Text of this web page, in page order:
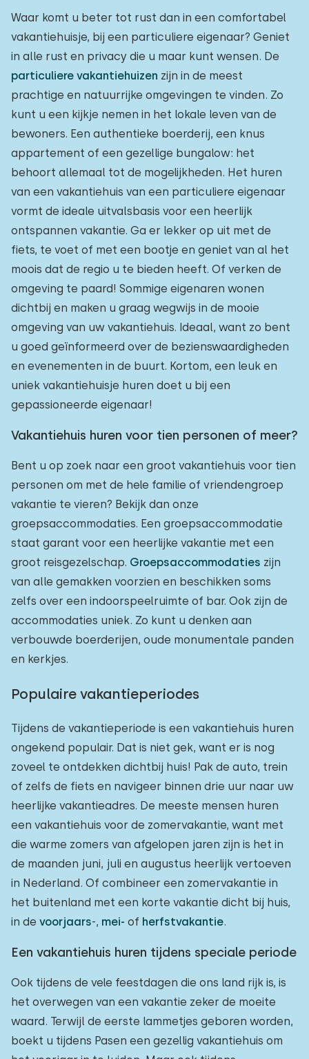
Waar komt u beter tot rust dan in een comfortabel
vakantiehuisje, bij een particuliere eigenaar? Geniet
in alle rust en privacy die u maar kunt wensen. De
particuliere vakantiehuizen zijn in de meest
prachtige en natuurrijke omgevingen te vinden. Zo
kunt u een kijkje nemen in het lokale leven van de
bewoners. Een authentieke boerderij, een knus
appartement of een gezellige bungalow: het
behoort allemaal tot de mogelijkheden. Het huren
van een vakantiehuis van een particuliere eigenaar
vormt de ideale uitvalsbasis voor een heerlijk
ontspannen vakantie. Ga er lekker op uit met de
fiets, te voet of met een bootje en geniet van al het
moois dat de regio u te bieden heeft. Of verken de
omgeving te paard! Sommige eigenaren wonen
dichtbij en maken u graag wegwijs in de mooie
omgeving van uw vakantiehuis. Ideaal, want zo bent
u goed geïnformeerd over de bezienswaardigheden
en evenementen in de buurt. Kortom, een leuk en
uniek vakantiehuisje huren doet u bij een
gepassioneerde eigenaar!
Vakantiehuis huren voor tien personen of meer?
Bent u op zoek naar een groot vakantiehuis voor tien
personen om met de hele familie of vriendengroep
vakantie te vieren? Bekijk dan onze
groepsaccommodaties. Een groepsaccommodatie
staat garant voor een heerlijke vakantie met een
groot reisgezelschap. Groepsaccommodaties zijn
van alle gemakken voorzien en beschikken soms
zelfs over een indoorspeelruimte of bar. Ook zijn de
accommodaties uniek. Zo kunt u denken aan
verbouwde boerderijen, oude monumentale panden
en kerkjes.
Populaire vakantieperiodes
Tijdens de vakantieperiode is een vakantiehuis huren
ongekend populair. Dat is niet gek, want er is nog
zoveel te ontdekken dichtbij huis! Pak de auto, trein
of zelfs de fiets en navigeer binnen drie uur naar uw
heerlijke vakantieadres. De meeste mensen huren
een vakantiehuis voor de zomervakantie, want met
die warme zomers van afgelopen jaren zijn is het in
de maanden juni, juli en augustus heerlijk vertoeven
in Nederland. Of combineer een zomervakantie in
het buitenland met een korte vakantie dicht bij huis,
in de voorjaars-, mei- of herfstvakantie.
Een vakantiehuis huren tijdens speciale periode
Ook tijdens de vele feestdagen die ons land rijk is, is
het overwegen van een vakantie zeker de moeite
waard. Terwijl de eerste lammetjes geboren worden,
boekt u tijdens Pasen een gezellig vakantiehuis om